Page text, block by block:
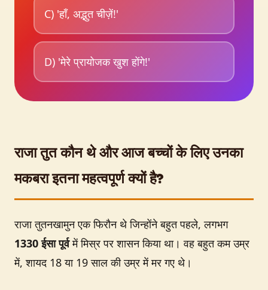
C) 'हाँ, अद्भुत चीज़ें!'
D) 'मेरे प्रायोजक खुश होंगे!'
राजा तुत कौन थे और आज बच्चों के लिए उनका
मकबरा इतना महत्वपूर्ण क्यों है?
राजा तुतनखामुन एक फिरौन थे जिन्होंने बहुत पहले, लगभग
1330 ईसा पूर्वमें मिस्र पर शासन किया था। वह बहुत कम उम्र
में, शायद 18 या 19 साल की उम्र में मर गए थे।